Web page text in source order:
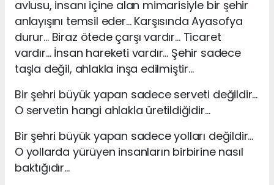
avlusu, insanı içine alan mimarisiyle bir şehir
anlayışını temsil eder… Karşısında Ayasofya
durur… Biraz ötede çarşı vardır… Ticaret
vardır… İnsan hareketi vardır… Şehir sadece
taşla değil, ahlakla inşa edilmiştir…
Bir şehri büyük yapan sadece serveti değildir…
O servetin hangi ahlakla üretildiğidir…
Bir şehri büyük yapan sadece yolları değildir…
O yollarda yürüyen insanların birbirine nasıl
baktığıdır…